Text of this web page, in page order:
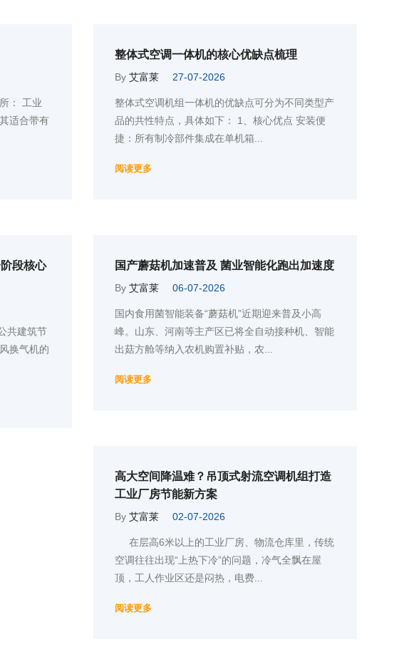
： 工业
适合带有
整体式空调一体机的核心优缺点梳理
By 艾富莱 27-07-2026
整体式空调机组一体机的优缺点可分为不同类型产
品的共性特点，具体如下： 1、核心优点 安装便
捷‌：所有制冷部件集成在单机箱...
阅读更多
段核心
共建筑节
换气机的
国产蘑菇机加速普及 菌业智能化跑出加速度
By 艾富莱 06-07-2026
国内食用菌智能装备“蘑菇机”近期迎来普及小高
峰。山东、河南等主产区已将全自动接种机、智能
出菇方舱等纳入农机购置补贴，农...
阅读更多
高大空间降温难？吊顶式射流空调机组打造
工业厂房节能新方案
By 艾富莱 02-07-2026
在层高6米以上的工业厂房、物流仓库里，传统
空调往往出现“上热下冷”的问题，冷气全飘在屋
顶，工人作业区还是闷热，电费...
阅读更多